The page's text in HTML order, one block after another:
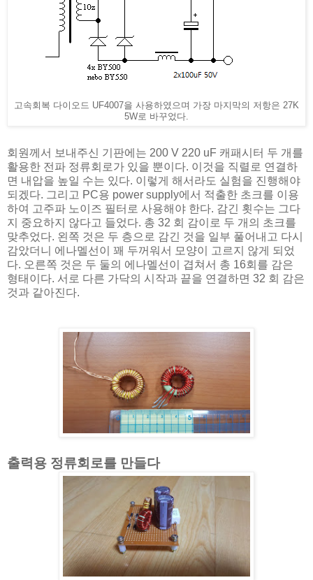
고속회복 다이오드 UF4007을 사용하였으며 가장 마지막의 저항은 27K
5W로 바꾸었다.
회원께서 보내주신 기판에는 200 V 220 uF 캐패시터 두 개를
활용한 전파 정류회로가 있을 뿐이다. 이것을 직렬로 연결하
면 내압을 높일 수는 있다. 이렇게 해서라도 실험을 진행해야
되겠다. 그리고 PC용 power supply에서 적출한 초크를 이용
하여 고주파 노이즈 필터로 사용해야 한다. 감긴 횟수는 그다
지 중요하지 않다고 들었다. 총 32 회 감이로 두 개의 초크를
맞추었다. 왼쪽 것은 두 층으로 감긴 것을 일부 풀어내고 다시
감았더니 에나멜선이 꽤 두꺼워서 모양이 고르지 않게 되었
다. 오른쪽 것은 두 둘의 에나멜선이 겹쳐서 총 16회를 감은
형태이다. 서로 다른 가닥의 시작과 끝을 연결하면 32 회 감은
것과 같아진다.
출력용 정류회로를 만들다